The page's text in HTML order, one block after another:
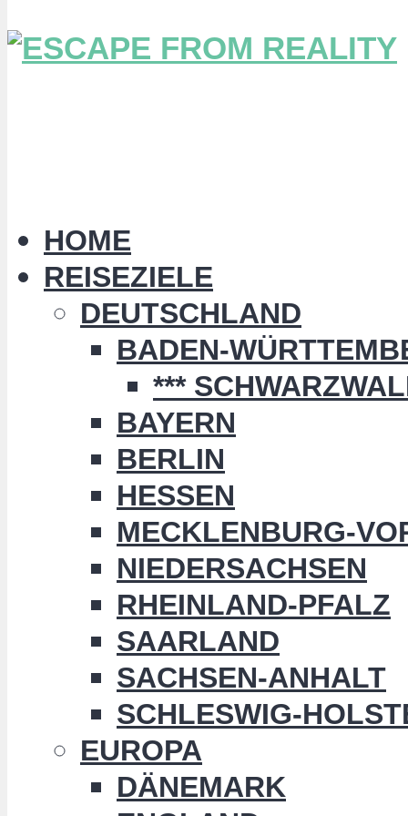
HOME
REISEZIELE
DEUTSCHLAND
BADEN-
***
BAYERN
BERLIN
HESSEN
MECKLENBURG-
NIEDERSACHSEN
RHEINLAND-PFALZ
SAARLAND
SACHSEN-ANHALT
SCHLESWIG-
EUROPA
DÄNEMARK